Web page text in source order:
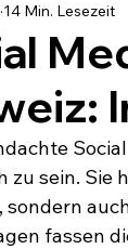
Nurturing
14 Min. Lesezeit
zu sein. Sie
sondern
fassen